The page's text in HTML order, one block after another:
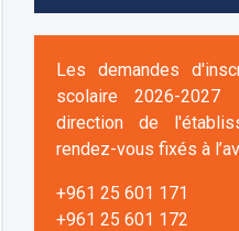
Les demandes
scolaire 2026-
direction de
rendez-vous fixés à
+961 25 601 171
+961 25 601 172